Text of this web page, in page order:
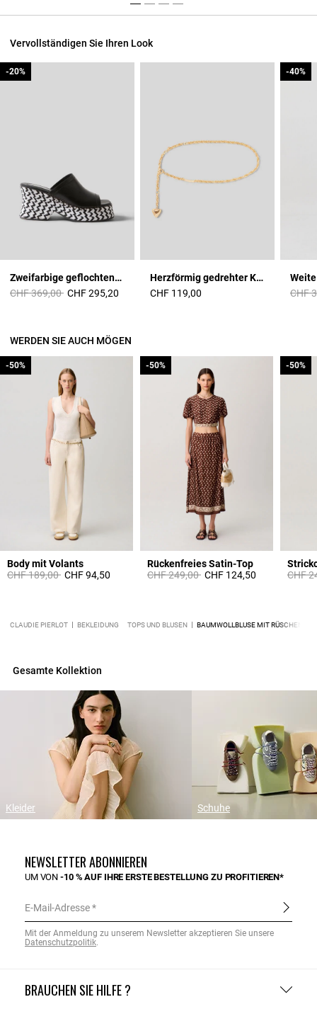
Vervollständigen Sie Ihren Look
Zweifarbige geflochtene Pantoletten
Price reduced from
CHF 369,00to
-20%
CHF 295,20
-20%
Herzförmig gedrehter Kettengürtel
CHF 119,00
Price
CHF
-40%
-40%
WERDEN SIE AUCH MÖGEN
Body mit Volants
Price reduced from
CHF 189,00to
-50%
CHF 94,50
-50%
Rückenfreies Satin-Top
Price reduced from
CHF 249,00to
-50%
CHF 124,50
-50%
Price
CHF
-50%
-50%
CLAUDIE PIERLOT BEKLEIDUNG TOPS UND BLUSEN BAUMWOLLBLUSE MIT
Gesamte Kollektion
Kleider Schuhe
BRAUCHEN SIE HILFE ?
NEWSLETTER ABONNIEREN
UM VON-10 % AUF IHRE ERSTE BESTELLUNG ZU PROFITIEREN*
E-Mail-Adresse
Mit der Anmeldung zu unserem Newsletter akzeptieren Sie unsere
Datenschutzpolitik.